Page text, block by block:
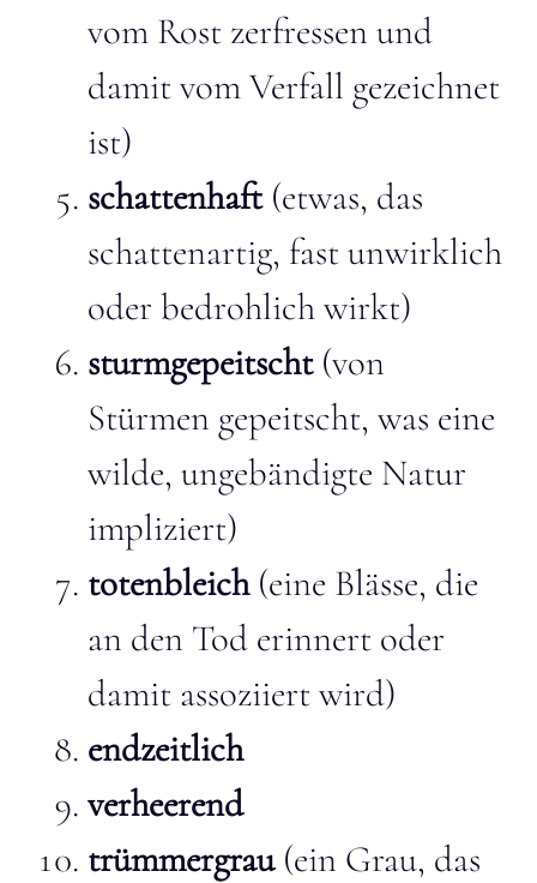
vom Rost zerfressen und
damit vom Verfall gezeichnet
ist)
schattenhaft(etwas, das
schattenartig, fast unwirklich
oder bedrohlich wirkt)
sturmgepeitscht(von
Stürmen gepeitscht, was eine
wilde, ungebändigte Natur
impliziert)
totenbleich(eine Blässe, die
an den Tod erinnert oder
damit assoziiert wird)
endzeitlich
verheerend
trümmergrau(ein Grau, das